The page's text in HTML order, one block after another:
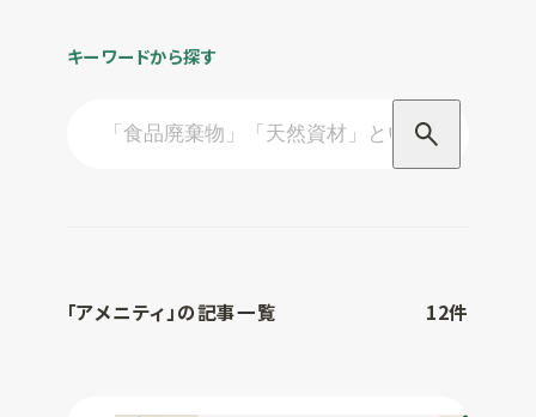
オリジナルアメ
お知らせ
ECサイト
お問い合わせ
キーワードから探す
「アメニティ」の記事一覧 12件